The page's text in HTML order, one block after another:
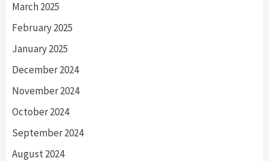
March 2025
February 2025
January 2025
December 2024
November 2024
October 2024
September 2024
August 2024